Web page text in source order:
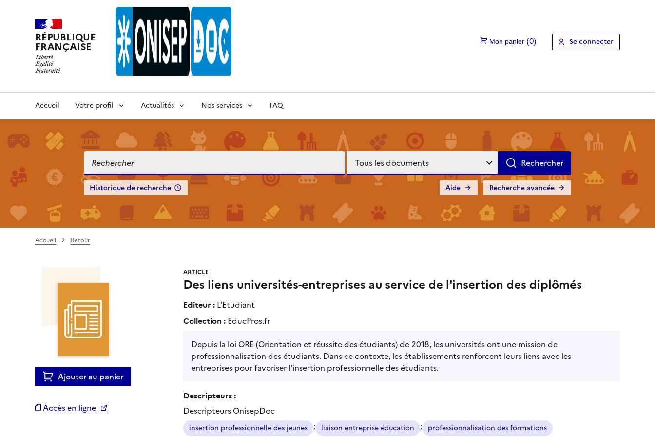
RÉPUBLIQUE
FRANÇAISE Se connecter
Accueil Votre profil Actualités Nos services FAQ
Historique de recherche Recherche avancée
Aide
Accueil Retour
Ajouter au panier
Accès en ligne
ARTICLE
Des liens universités-entreprises au service de l'insertion des diplômés
Editeur : L'Etudiant
Collection : EducPros.fr
Depuis la loi ORE (Orientation et réussite des étudiants) de 2018, les universités ont une mission de
professionnalisation des étudiants. Dans ce contexte, les établissements renforcent leurs liens avec les
entreprises pour favoriser l'insertion professionnelle des étudiants.
Descripteurs :
Descripteurs OnisepDoc
insertion professionnelle des jeunes ; liaison entreprise éducation ; professionnalisation des formations